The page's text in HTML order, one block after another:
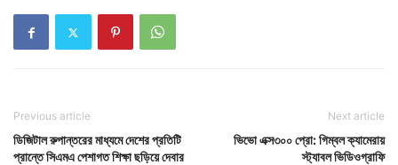
Previous article
ডিজিটাল রুপান্তরের মাধ্যমে দেশের প্রতিটি
প্রান্তে সিএমএ পেশাগত শিক্ষা ছড়িয়ে দেবার
Next article
ভিভো এক্স৩০০ প্রো: গিম্বল ক্যামেরায়
স্ট্যাবল ভিডিওগ্রাফি